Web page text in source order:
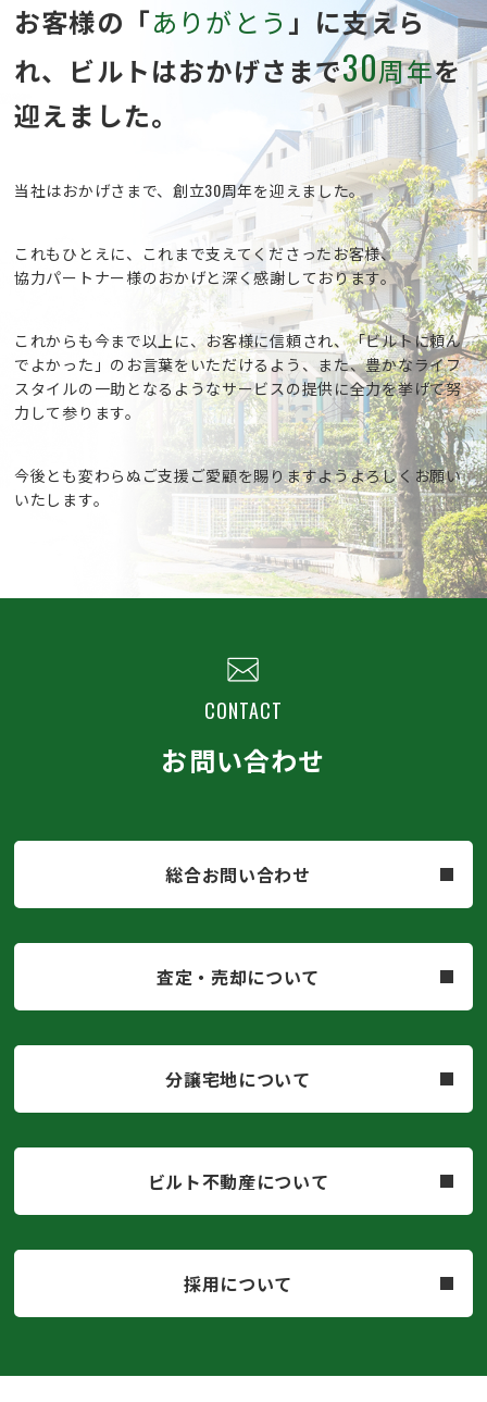
お客様の「ありがとう」に支えら
れ、 ビルトはおかげさまで30周年を
迎えました。
当社はおかげさまで、創立30周年を迎えました。
これもひとえに、これまで支えてくださったお客様、
協力パートナー様のおかげと深く感謝しております。
これからも今まで以上に、お客様に信頼され、「ビルトに頼ん
でよかった」のお言葉をいただけるよう、 また、豊かなライフ
スタイルの一助となるようなサービスの提供に全力を挙げて努
力して参ります。
今後とも変わらぬご支援ご愛顧を賜りますようよろしくお願い
いたします。
CONTACT
お問い合わせ
総合お問い合わせ
査定・売却について
分譲宅地について
ビルト不動産について
採用について